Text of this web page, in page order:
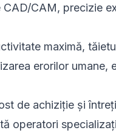
CAM, precizie
maximă,
erorilor umane,
de achiziție și
operatori